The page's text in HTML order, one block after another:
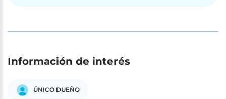
Información de interés
ÚNICO DUEÑO